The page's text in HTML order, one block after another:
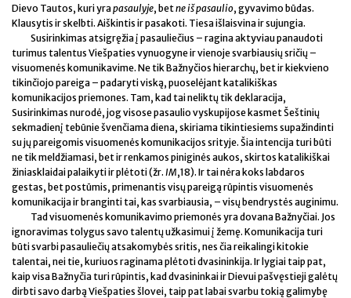
Dievo Tautos, kuri yrapasaulyje, betne iš pasaulio, gyvavimo būdas.
Klausytis ir skelbti. Aiškintis ir pasakoti. Tiesa išlaisvina ir sujungia.
Susirinkimas atsigręžia į pasauliečius – ragina aktyviau panaudoti
turimus talentus Viešpaties vynuogyne ir vienoje svarbiausių sričių –
visuomenės komunikavime. Ne tik Bažnyčios hierarchų, bet ir kiekvieno
tikinčiojo pareiga – padaryti viską, puoselėjant katalikiškas
komunikacijos priemones. Tam, kad tai neliktų tik deklaracija,
Susirinkimas nurodė, jog visose pasaulio vyskupijose kasmet Šeštinių
sekmadienį tebūnie švenčiama diena, skiriama tikintiesiems supažindinti
su jų pareigomis visuomenės komunikacijos srityje. Šia intencija turi būti
ne tik meldžiamasi, bet ir renkamos piniginės aukos, skirtos katalikiškai
žiniasklaidai palaikyti ir plėtoti (žr. IM,18). Ir tai nėra koks labdaros
gestas, bet postūmis, primenantis visų pareigą rūpintis visuomenės
komunikacija ir branginti tai, kas svarbiausia, – visų bendrystės auginimu.
Tad visuomenės komunikavimo priemonės yra dovana Bažnyčiai. Jos
ignoravimas tolygus savo talentų užkasimui į žemę. Komunikacija turi
būti svarbi pasauliečių atsakomybės sritis, nes čia reikalingi kitokie
talentai, nei tie, kuriuos raginama plėtoti dvasininkija. Ir lygiai taip pat,
kaip visa Bažnyčia turi rūpintis, kad dvasininkai ir Dievui pašvęstieji galėtų
dirbti savo darbą Viešpaties šlovei, taip pat labai svarbu tokią galimybę